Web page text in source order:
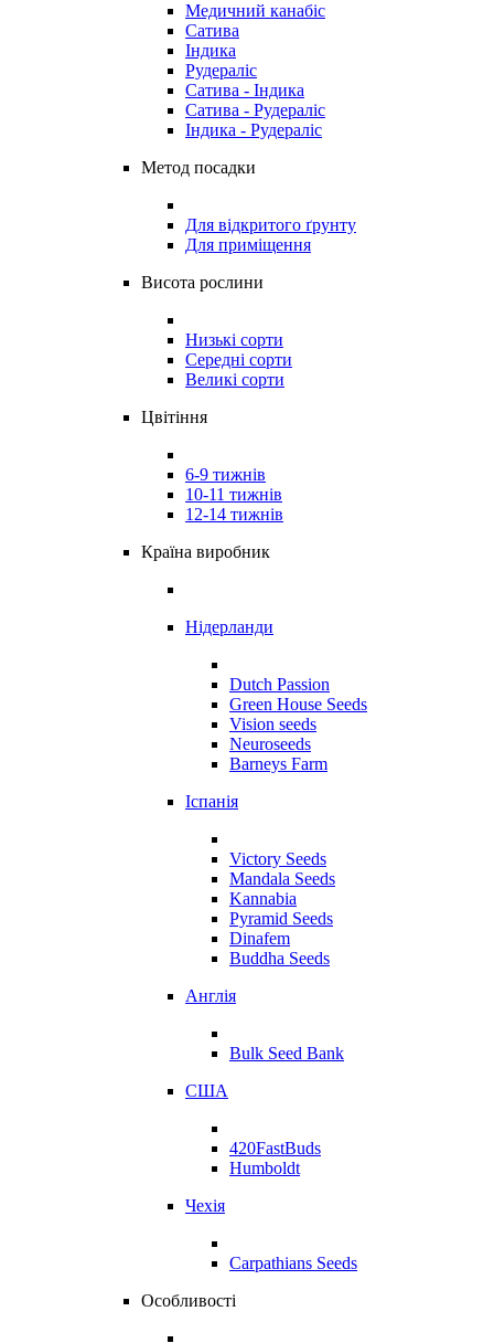
Медичний канабіс
Сатива
Індика
Рудераліс
Сатива - Індика
Сатива - Рудераліс
Індика - Рудераліс
Метод посадки
Для відкритого ґрунту
Для приміщення
Висота рослини
Низькі сорти
Середні сорти
Великі сорти
Цвітіння
6-9 тижнів
10-11 тижнів
12-14 тижнів
Країна виробник
Нідерланди
Dutch Passion
Green House Seeds
Vision seeds
Neuroseeds
Barneys Farm
Іспанія
Victory Seeds
Mandala Seeds
Kannabia
Pyramid Seeds
Dinafem
Buddha Seeds
Англія
Bulk Seed Bank
США
420FastBuds
Humboldt
Чехія
Carpathians Seeds
Особливості